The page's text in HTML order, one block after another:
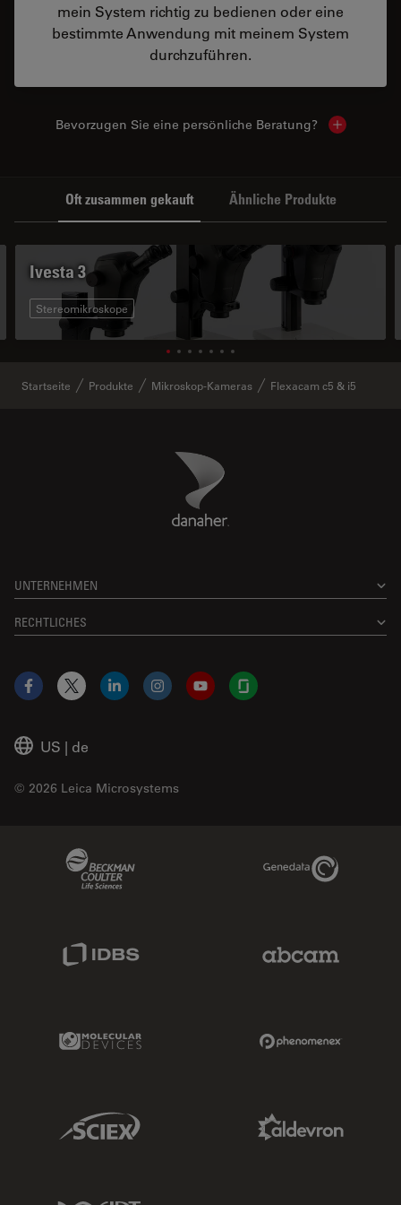
mein System richtig zu bedienen oder eine
bestimmte Anwendung mit meinem System
durchzuführen.
Bevorzugen Sie eine persönliche Beratung? Show
Oft zusammen gekauft Ähnliche Produkte
Ivesta 3
Stereomikroskope
Startseite Produkte Mikroskop-Kameras Flexacam c5 & i5
Danaher Logo
UNTERNEHMEN
RECHTLICHES
US | de
© 2026 Leica Microsystems
Facebook
X LinkedInInstagramYouTubeGlassdoor
Genedata Link
Molecular Devices Link
Sciex Link
IDT Link